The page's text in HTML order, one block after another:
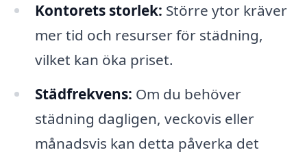
Kontorets storlek: Större ytor kräver
mer tid och resurser för städning,
vilket kan öka priset.
Städfrekvens: Om du behöver
städning dagligen, veckovis eller
månadsvis kan detta påverka det